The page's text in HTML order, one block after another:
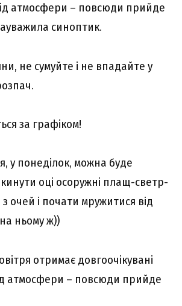
атмосфери – повсюди прийде
синоптик.
не сумуйте і не впадайте у
за графіком!
у понеділок, можна буде
оці осоружні плащ-светр-
очей і почати мружитися від
на ньому ж))
отримає довгоочікувані
атмосфери – повсюди прийде